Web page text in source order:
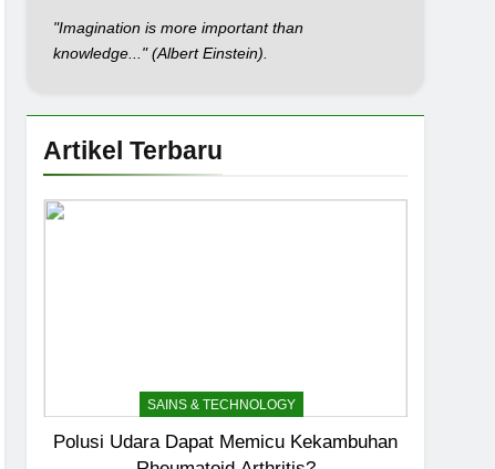
"Imagination is more important than
knowledge..." (Albert Einstein).
Artikel Terbaru
SAINS & TECHNOLOGY
Polusi Udara Dapat Memicu Kekambuhan